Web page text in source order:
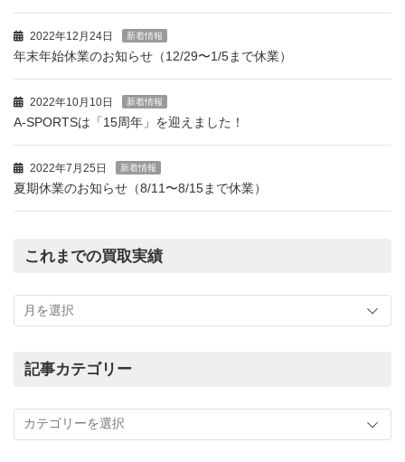
2022年12月24日 新着情報
年末年始休業のお知らせ（12/29〜1/5まで休業）
2022年10月10日 新着情報
A-SPORTSは「15周年」を迎えました！
2022年7月25日 新着情報
夏期休業のお知らせ（8/11〜8/15まで休業）
これまでの買取実績
ま
の
績
記事カテゴリー
カ